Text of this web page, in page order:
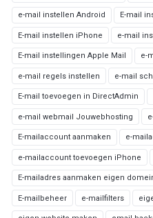
e-mail instellen Android E-mail
E-mail instellen iPhone e-mail
E-mail instellingen Apple Mail e-
e-mail regels instellen e-mail
E-mail toevoegen in DirectAdmin
e-mail webmail Jouwebhosting
E-mailaccount aanmaken e-
e-mailaccount toevoegen iPhone
E-mailadres aanmaken eigen
E-mailbeheer e-mailfilters